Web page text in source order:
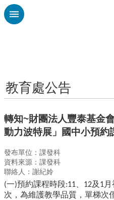
跳到主要內容區塊
認
廣
興
刊
專
欄
校
教育處公告
轉知~財團法人豐泰基金
動力波特展」國中小預約
發布單位：課發科
資料來源：課發科
聯絡人：謝紀姈
(一)預約課程時段:11、 12及 1月
次，為維護教學品質，單梯次